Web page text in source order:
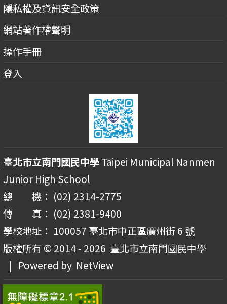
隱私權及資訊安全政策
網站著作權聲明
操作手冊
登入
臺北市立南門國民中學Taipei Municipal Nanmen
Junior High School
總 機： (02) 2314-2775
傳 真： (02) 2381-9400
學校地址： 100057 臺北市中正區廣州街 6 號
版權所有 © 2014 - 2026 臺北市立南門國民中學
| Powered by NetView